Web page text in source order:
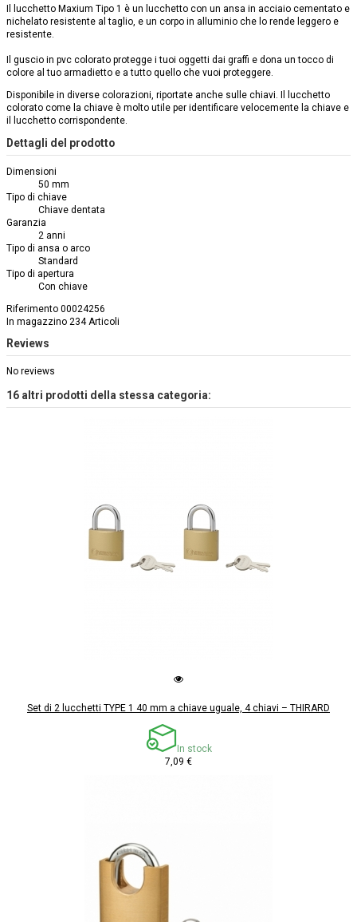
Il lucchetto Maxium Tipo 1 è un lucchetto con un ansa in acciaio cementato e
nichelato resistente al taglio, e un corpo in alluminio che lo rende leggero e
resistente.
Il guscio in pvc colorato protegge i tuoi oggetti dai graffi e dona un tocco di
colore al tuo armadietto e a tutto quello che vuoi proteggere.
Disponibile in diverse colorazioni, riportate anche sulle chiavi. Il lucchetto
colorato come la chiave è molto utile per identificare velocemente la chiave e
il lucchetto corrispondente.
Dettagli del prodotto
Dimensioni
50 mm
Tipo di chiave
Chiave dentata
Garanzia
2 anni
Tipo di ansa o arco
Standard
Tipo di apertura
Con chiave
Riferimento 00024256
In magazzino 234 Articoli
Reviews
No reviews
16 altri prodotti della stessa categoria:
Set di 2 lucchetti TYPE 1 40 mm a chiave uguale, 4 chiavi – THIRARD
In stock
7,09 €